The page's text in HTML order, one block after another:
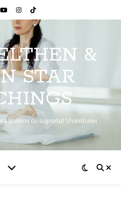
&
STAR
Luminii cu suportul Shambalei